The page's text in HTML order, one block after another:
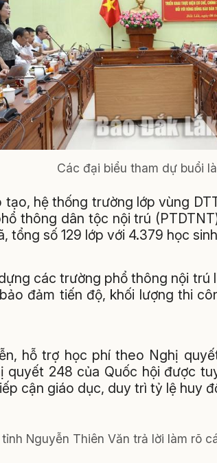
Các đại biểu tham dự buổi
hệ thống trường lớp vùng
thông dân tộc nội trú
tổng số 129 lớp với 4.379 học
các trường phổ thông nội trú
đảm tiến độ, khối lượng thi
hỗ trợ học phí theo Nghị
quyết 248 của Quốc hội được
cận giáo dục, duy trì tỷ lệ huy
tỉnh Nguyễn Thiên Văn trả lời làm rõ